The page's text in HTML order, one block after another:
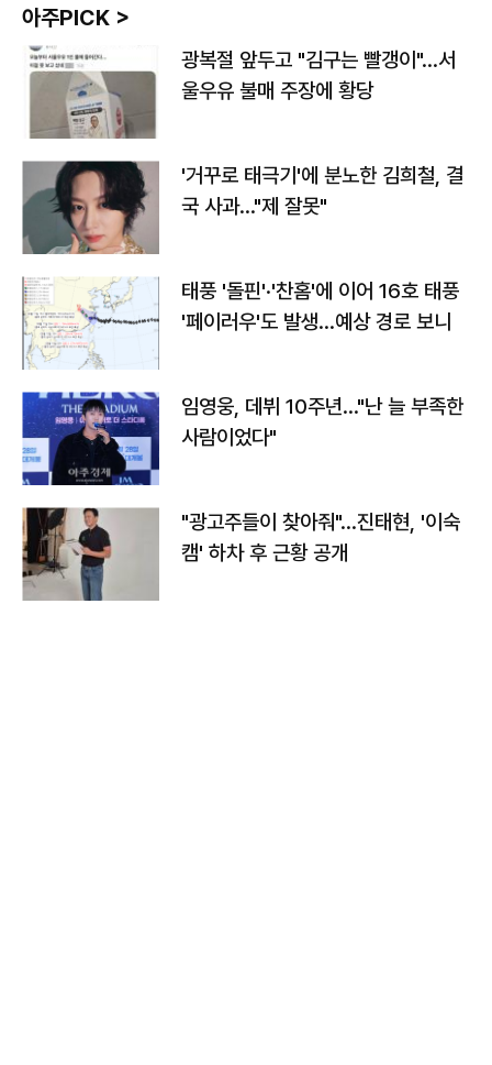
아주PICK >
광복절 앞두고 "김구는 빨갱이"…서
울우유 불매 주장에 황당
'거꾸로 태극기'에 분노한 김희철, 결
국 사과…"제 잘못"
태풍 '돌핀'·'찬홈'에 이어 16호 태풍
'페이러우'도 발생…예상 경로 보니
임영웅, 데뷔 10주년…"난 늘 부족한
사람이었다"
"광고주들이 찾아줘"…진태현, '이숙
캠' 하차 후 근황 공개